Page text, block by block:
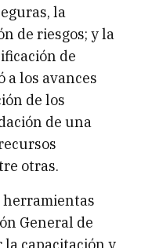
la
de riesgos; y la
de
a los avances
de los
de una
otras.
herramientas
General de
capacitación y